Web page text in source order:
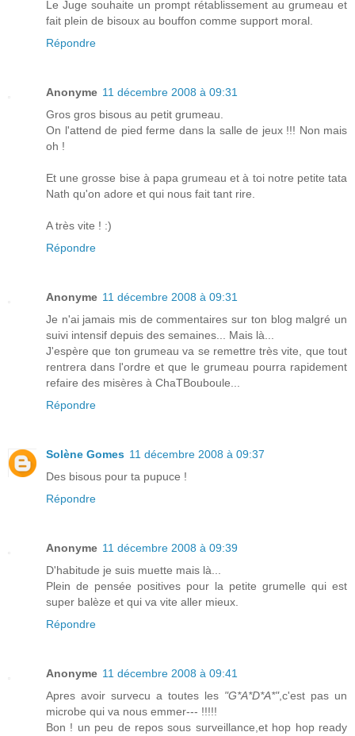
Le Juge souhaite un prompt rétablissement au grumeau et
fait plein de bisoux au bouffon comme support moral.
Répondre
Anonyme 11 décembre 2008 à 09:31
Gros gros bisous au petit grumeau.
On l'attend de pied ferme dans la salle de jeux !!! Non mais
oh !
Et une grosse bise à papa grumeau et à toi notre petite tata
Nath qu'on adore et qui nous fait tant rire.
A très vite ! :)
Répondre
Anonyme 11 décembre 2008 à 09:31
Je n'ai jamais mis de commentaires sur ton blog malgré un
suivi intensif depuis des semaines... Mais là...
J'espère que ton grumeau va se remettre très vite, que tout
rentrera dans l'ordre et que le grumeau pourra rapidement
refaire des misères à ChaTBouboule...
Répondre
Solène Gomes 11 décembre 2008 à 09:37
Des bisous pour ta pupuce !
Répondre
Anonyme 11 décembre 2008 à 09:39
D'habitude je suis muette mais là...
Plein de pensée positives pour la petite grumelle qui est
super balèze et qui va vite aller mieux.
Répondre
Anonyme 11 décembre 2008 à 09:41
Apres avoir survecu a toutes les "G*A*D*A*",c'est pas un
microbe qui va nous emmer--- !!!!!
Bon ! un peu de repos sous surveillance,et hop hop ready